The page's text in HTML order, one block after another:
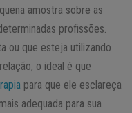
amostra sobre as
profissões.
ou que esteja utilizando
o ideal é que
para que ele esclareça
adequada para sua